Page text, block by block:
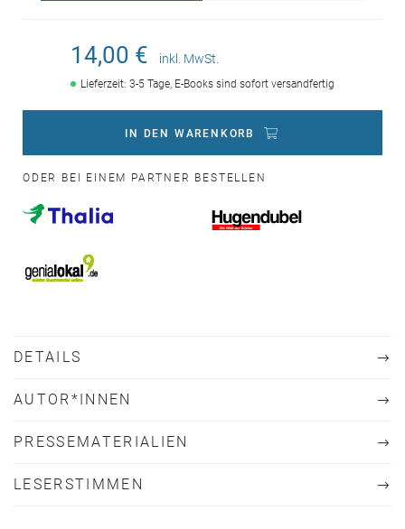
14,00 € inkl. MwSt.
Lieferzeit: 3-5 Tage, E-Books sind sofort versandfertig
IN DEN WARENKORB
ODER BEI EINEM PARTNER BESTELLEN
DETAILS
AUTOR*INNEN
PRESSEMATERIALIEN
LESERSTIMMEN